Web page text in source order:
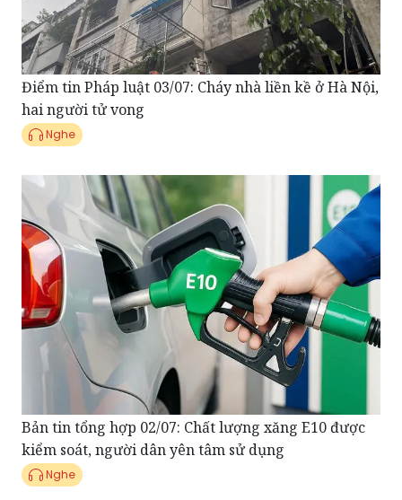
Điểm tin Pháp luật 03/07: Cháy nhà liền kề ở Hà Nội,
hai người tử vong
Nghe
Bản tin tổng hợp 02/07: Chất lượng xăng E10 được
kiểm soát, người dân yên tâm sử dụng
Nghe